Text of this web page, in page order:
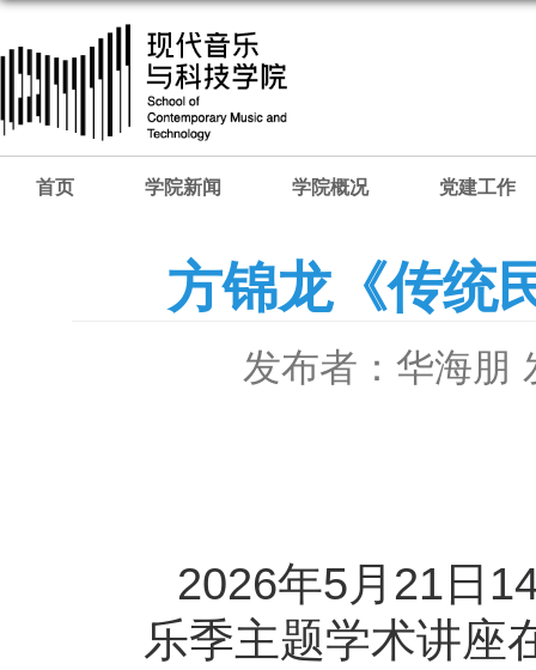
首页 学院新闻 学院概况 党建工作
方锦龙《传统
发布者：华海朋
2026年5月21日
乐季主题学术讲座